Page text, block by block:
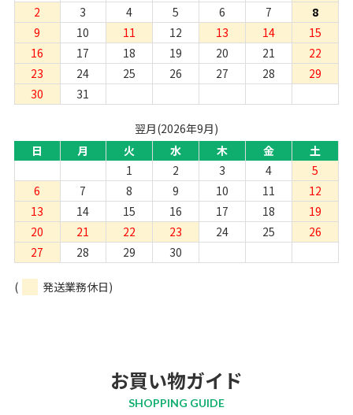
2 3 4 5 6 7
8
9
10 11 12 13 14
15
16
17 18 19 20 21
22
23
24 25 26 27 28
29
30
31
翌月(2026年9月)
日
月 火 水 木 金
土
1
2 3 4
5
6
7 8 9 10 11
12
13
14 15 16 17 18
19
20
21 22 23 24 25
26
27
28 29 30
( 発送業務休日)
お買い物ガイド
SHOPPING GUIDE